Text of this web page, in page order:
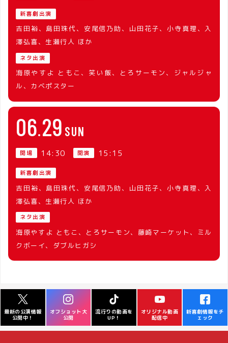
新喜劇出演
吉田裕、島田珠代、安尾信乃助、山田花子、小寺真理、入
澤弘喜、生瀬行人 ほか
ネタ出演
海原やすよ ともこ、笑い飯、とろサーモン、ジャルジャ
ル、カベポスター
06 29 SUN
開場 14:30 開演 15:15
新喜劇出演
吉田裕、島田珠代、安尾信乃助、山田花子、小寺真理、入
澤弘喜、生瀬行人 ほか
ネタ出演
海原やすよ ともこ、とろサーモン、藤崎マーケット、ミル
クボーイ、ダブルヒガシ
最新の公演情報
公開中！
オフショット大
公開
流行りの動画を
UP！
オリジナル動画
配信中
新喜劇情報をチ
ェック